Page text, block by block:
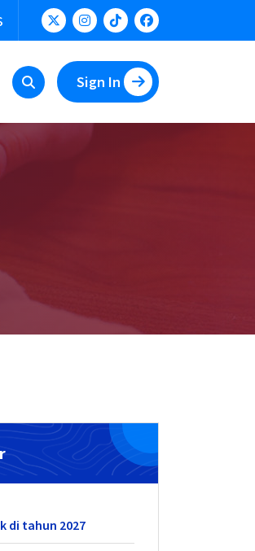
Sign In
di tahun 2027